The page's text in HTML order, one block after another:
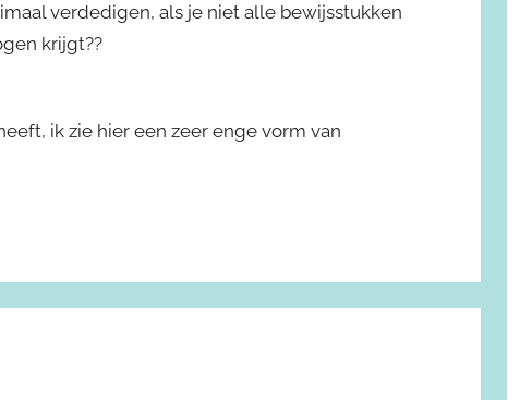
verdedigen, als je niet alle bewijsstukken
krijgt??
ik zie hier een zeer enge vorm van